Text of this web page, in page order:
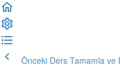
Önceki Ders Tamamla ve